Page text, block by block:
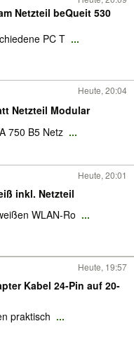
Netzteil beQueit 530
PC T ...
Heute, 20:04
Netzteil Modular
750 B5 Netz ...
Heute, 20:01
inkl. Netzteil
WLAN-Ro ...
Heute, 19:57
Kabel 24-Pin auf 20-
praktisch ...